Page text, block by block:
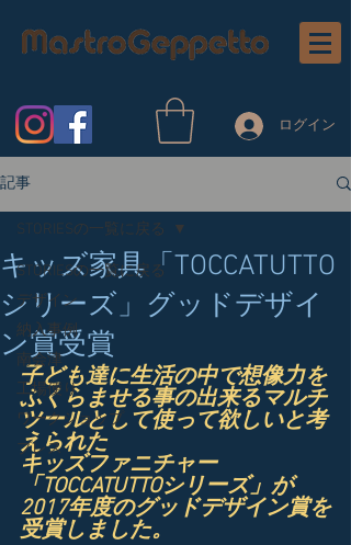
ログイン
記事
STORIESの一覧に戻る
デザイン
納入事例
南会津
工場便り
ワークショップ
プレス
STORIESの一覧に戻る
キッズ家具「TOCCATUTTO
シリーズ」グッドデザイ
ン賞受賞
子ども達に生活の中で想像力を
ふくらませる事の出来るマルチ
ツールとして使って欲しいと考
えられた
キッズファニチャー
「TOCCATUTTOシリーズ」が
2017年度のグッドデザイン賞を
受賞しました。